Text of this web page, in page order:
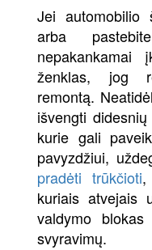
Jei automobilio
arba
nepakankamai
ženklas, jog
remontą.
išvengti
kurie gali
pavyzdžiui,
pradėti trūkčioti,
kuriais atvejais
valdymo
svyravimų.